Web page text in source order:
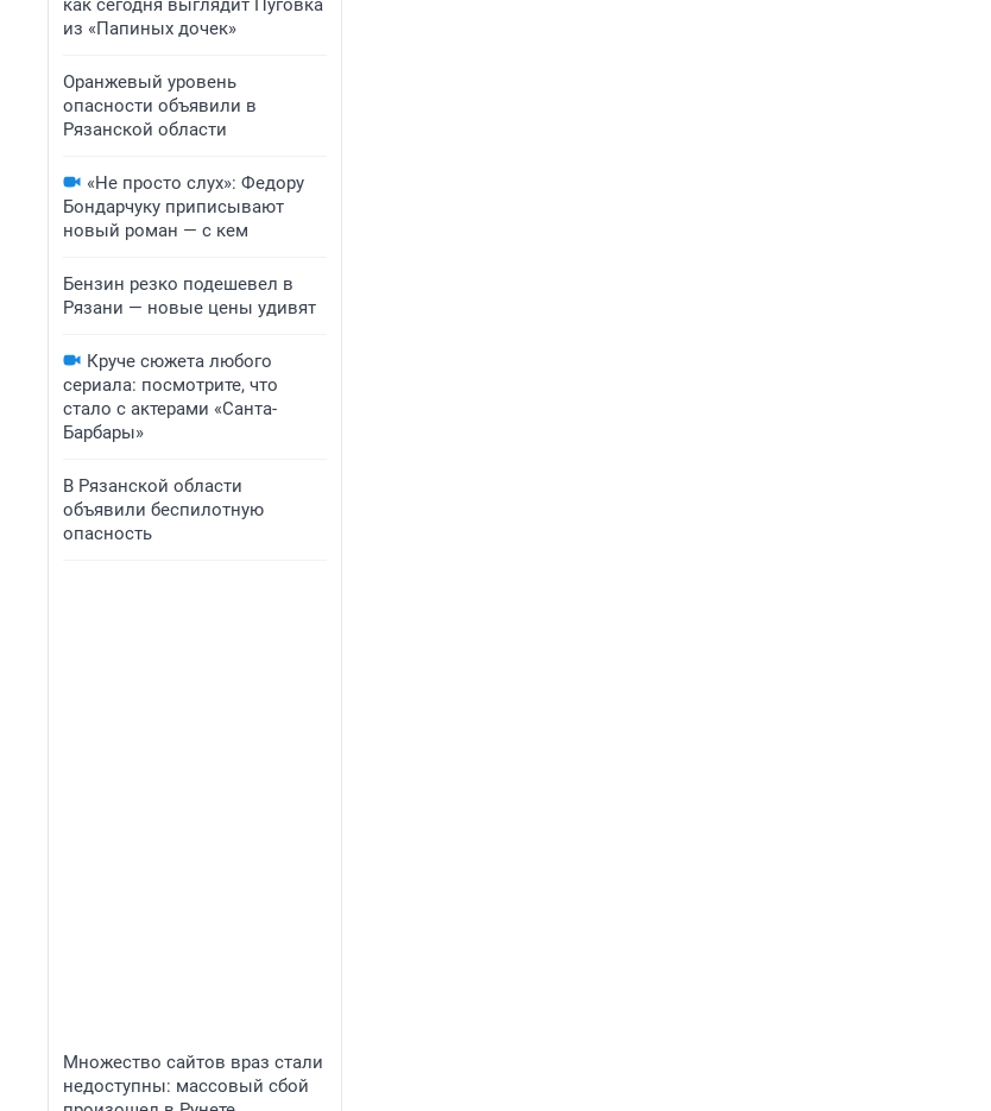
как сегодня выглядит Пуговка
из «Папиных дочек»
Оранжевый уровень
опасности объявили в
Рязанской области
«Не просто слух»: Федору
Бондарчуку приписывают
новый роман — с кем
Бензин резко подешевел в
Рязани — новые цены удивят
Круче сюжета любого
сериала: посмотрите, что
стало с актерами «Санта-
Барбары»
В Рязанской области
объявили беспилотную
опасность
Множество сайтов враз стали
недоступны: массовый сбой